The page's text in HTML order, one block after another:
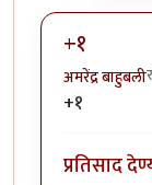
+१
अमरेंद्र बाहुबली
+१
प्रतिसाद